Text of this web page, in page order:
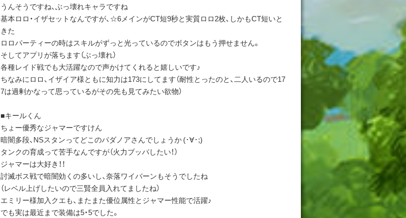
うんそうですね、ぶっ壊れキャラですね
基本ロロ・イザセットなんですが、☆6メインがCT短9秒と実質ロロ2枚、しかもCT短いと
きた
ロロパーティーの時はスキルがずっと光っているのでボタンはもう押せません。
そしてアプリが落ちます（ぶっ壊れ）
各種レイド戦でも大活躍なので声かけてくれると嬉しいです♪
ちなみにロロ、イザイア様ともに知力は173にしてます（耐性とったのと、二人いるので17
7は過剰かなって思っているがその先も見てみたい欲物）
■キールくん
ちょー優秀なジャマーですけん
暗闇多段、NSスタンってどこのパダノアさんでしょうか (･∀･;)
タンクの育成って苦手なんですが（火力ブッパしたい！）
ジャマーは大好き！！
討滅ボス戦で暗闇効くの多いし、奈落ワイバーンもそうでしたね
（レベル上げしたいので三賢全員入れてましたね）
エミリー様加入クエも、またまた優位属性とジャマー性能で活躍♪
でも実は最近まで装備は5・5でした。